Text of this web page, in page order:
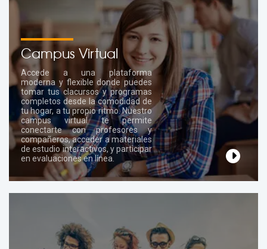
Campus Virtual
Accede a una plataforma
moderna y flexible donde puedes
tomar tus clacursos y programas
completos desde la comodidad de
tu hogar, a tu propio ritmo. Nuestro
campus virtual te permite
conectarte con profesores y
compañeros, acceder a materiales
de estudio interactivos, y participar
en evaluaciones en línea.